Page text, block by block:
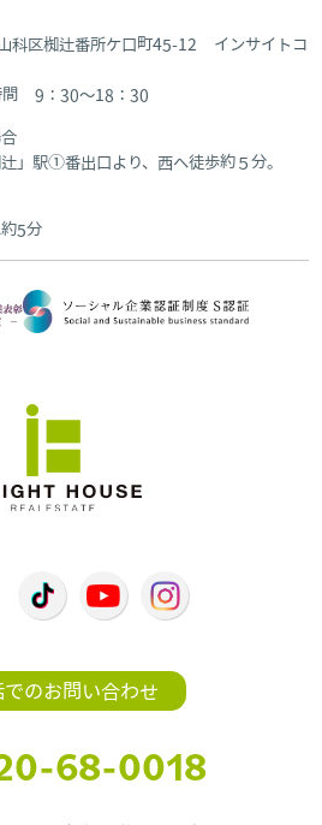
科区椥辻番所ケ口町45-12 インサイトコ
9：30～18：30
」駅①番出口より、西へ徒歩約５分。
5分
でのお問い合わせ
68-0018